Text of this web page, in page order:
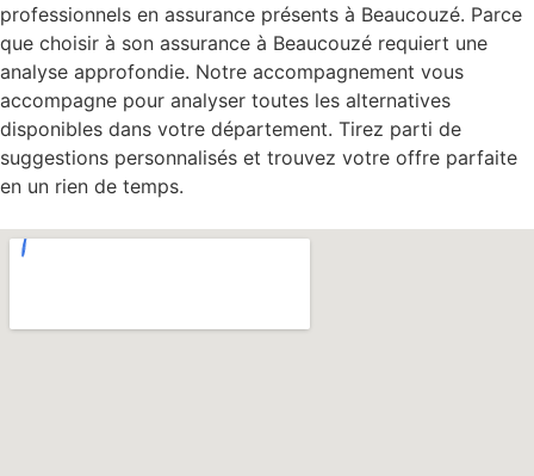
professionnels en assurance présents à Beaucouzé. Parce
que choisir à son assurance à Beaucouzé requiert une
analyse approfondie. Notre accompagnement vous
accompagne pour analyser toutes les alternatives
disponibles dans votre département. Tirez parti de
suggestions personnalisés et trouvez votre offre parfaite
en un rien de temps.